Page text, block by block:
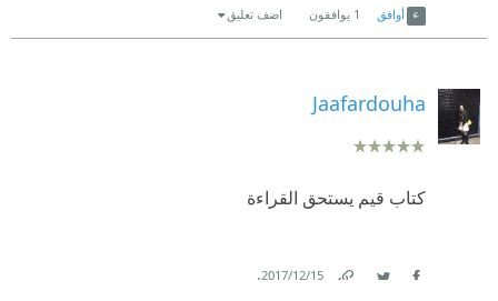
أوافق 1 يوافقون اضف تعليق
Jaafardouha
كتاب قيم يستحق القراءة
15‏/12‏/2017
.